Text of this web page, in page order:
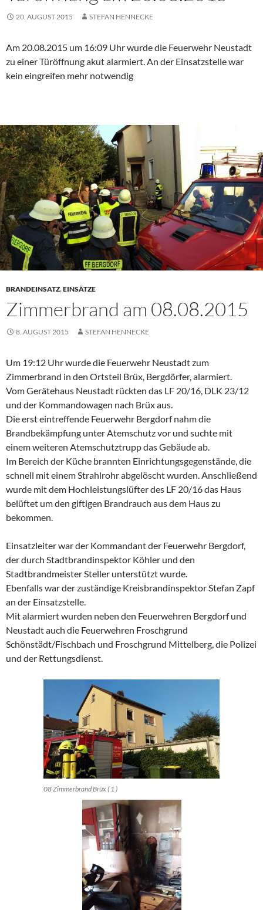
20. AUGUST 2015 STEFAN HENNECKE
Am 20.08.2015 um 16:09 Uhr wurde die Feuerwehr Neustadt
zu einer Türöffnung akut alarmiert. An der Einsatzstelle war
kein eingreifen mehr notwendig
BRANDEINSATZ,EINSÄTZE
Zimmerbrand am 08.08.2015
8. AUGUST 2015 STEFAN HENNECKE
Um 19:12 Uhr wurde die Feuerwehr Neustadt zum
Zimmerbrand in den Ortsteil Brüx, Bergdörfer, alarmiert.
Vom Gerätehaus Neustadt rückten das LF 20/16, DLK 23/12
und der Kommandowagen nach Brüx aus.
Die erst eintreffende Feuerwehr Bergdorf nahm die
Brandbekämpfung unter Atemschutz vor und suchte mit
einem weiteren Atemschutztrupp das Gebäude ab.
Im Bereich der Küche brannten Einrichtungsgegenstände, die
schnell mit einem Strahlrohr abgelöscht wurden. Anschließend
wurde mit dem Hochleistungslüfter des LF 20/16 das Haus
belüftet um den giftigen Brandrauch aus dem Haus zu
bekommen.
Einsatzleiter war der Kommandant der Feuerwehr Bergdorf,
der durch Stadtbrandinspektor Köhler und den
Stadtbrandmeister Steller unterstützt wurde.
Ebenfalls war der zuständige Kreisbrandinspektor Stefan Zapf
an der Einsatzstelle.
Mit alarmiert wurden neben den Feuerwehren Bergdorf und
Neustadt auch die Feuerwehren Froschgrund
Schönstädt/Fischbach und Froschgrund Mittelberg, die Polizei
und der Rettungsdienst.
08 Zimmerbrand Brüx ( 1 )